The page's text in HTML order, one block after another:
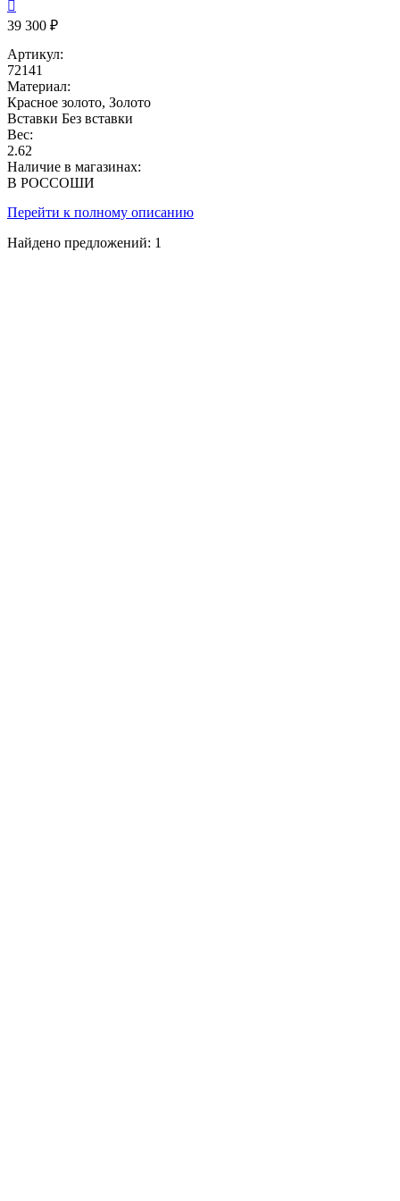

39 300 ₽
Артикул:
72141
Материал:
Красное золото, Золото
Вставки Без вставки
Вес:
2.62
Наличие в магазинах:
В РОССОШИ
Перейти к полному описанию
Найдено предложений: 1